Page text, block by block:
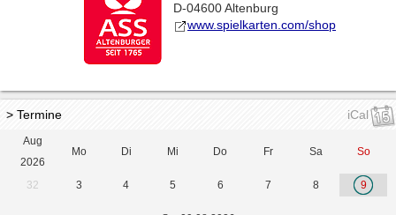
D-04600 Altenburg
www.spielkarten.com/shop
> Termine iCal
Aug
2026
Mo Di Mi Do Fr Sa So
32 3 4 5 6 7 8 9